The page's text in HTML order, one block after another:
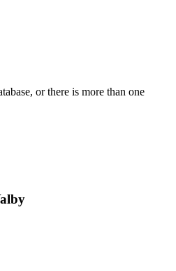
or there is more than one